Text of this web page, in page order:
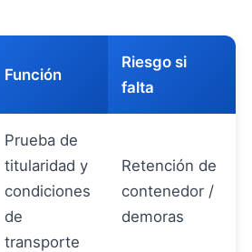
Función
Riesgo si
falta
Prueba de
titularidad y
condiciones
de
transporte
Retención de
contenedor /
demoras